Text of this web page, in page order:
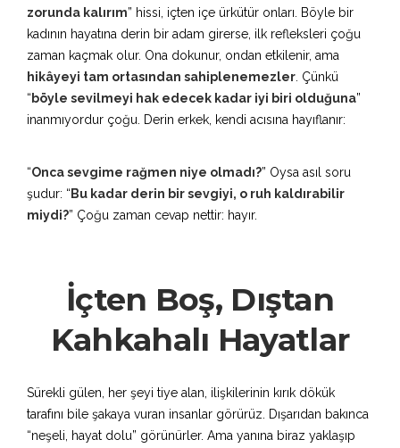
zorunda kalırım” hissi, içten içe ürkütür onları. Böyle bir
kadının hayatına derin bir adam girerse, ilk refleksleri çoğu
zaman kaçmak olur. Ona dokunur, ondan etkilenir, ama
hikâyeyi tam ortasından sahiplenemezler. Çünkü
“böyle sevilmeyi hak edecek kadar iyi biri olduğuna”
inanmıyordur çoğu. Derin erkek, kendi acısına hayıflanır:
“Onca sevgime rağmen niye olmadı?” Oysa asıl soru
şudur: “ Bu kadar derin bir sevgiyi, o ruh kaldırabilir
miydi?” Çoğu zaman cevap nettir: hayır.
İçten Boş, Dıştan
Kahkahalı Hayatlar
Sürekli gülen, her şeyi tiye alan, ilişkilerinin kırık dökük
tarafını bile şakaya vuran insanlar görürüz. Dışarıdan bakınca
“neşeli, hayat dolu” görünürler. Ama yanına biraz yaklaşıp